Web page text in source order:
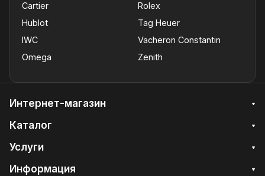
Cartier
Hublot
IWC
Omega
Rolex
Tag Heuer
Vacheron Constantin
Zenith
Интернет-магазин
Каталог
Услуги
Информация